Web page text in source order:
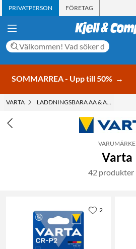
PRIVATPERSON FÖRETAG
SOMMARREA - Upp till 50% →
VARTA LADDNINGSBARA AA & AAA
VARUMÄRKE
Varta
42 produkter
2